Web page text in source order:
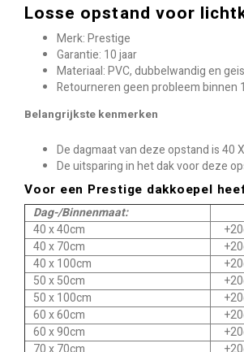
Losse opstand voor
Merk: Prestige
Garantie: 10 jaar
Materiaal: PVC, dubbelwandig en
Retourneren geen probleem binnen
Belangrijkste kenmerken
De dagmaat van deze opstand is 40
De uitsparing in het dak voor deze
Voor een Prestige dakkoepel
Dag-/Binnenmaat:
40 x 40cm
40 x 70cm
40 x 100cm
50 x 50cm
50 x 100cm
60 x 60cm
60 x 90cm